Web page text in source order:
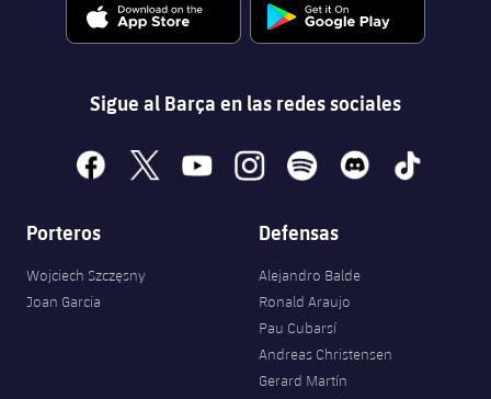
Sigue al Barça en las redes sociales
facebook
x youtubeinstagramspotify discord tiktok
Porteros
Wojciech Szczęsny
Joan Garcia
Defensas
Alejandro Balde
Ronald Araujo
Pau Cubarsí
Andreas Christensen
Gerard Martín